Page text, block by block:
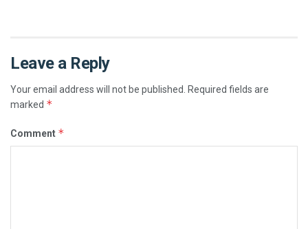
Leave a Reply
Your email address will not be published.
Required fields are
marked *
Comment *